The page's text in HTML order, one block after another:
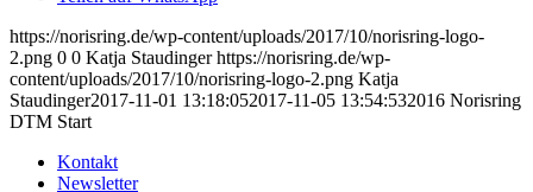
https://norisring.de/wp-content/uploads/2017/10/norisring-logo-
2.png 0 0 Katja Staudinger https://norisring.de/wp-
content/uploads/2017/10/norisring-logo-2.png Katja
Staudinger2017-11-01 13:18:052017-11-05 13:54:532016 Norisring
DTM Start
Kontakt
Newsletter